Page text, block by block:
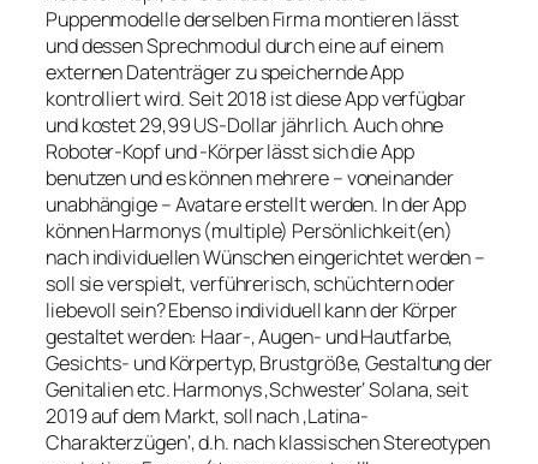
Puppenmodelle derselben Firma montieren lässt
und dessen Sprechmodul durch eine auf einem
externen Datenträger zu speichernde App
kontrolliert wird. Seit 2018 ist diese App verfügbar
und kostet 29,99 US-Dollar jährlich. Auch ohne
Roboter-Kopf und -Körper lässt sich die App
benutzen und es können mehrere – voneinander
unabhängige – Avatare erstellt werden. In der App
können Harmonys (multiple) Persönlichkeit(en)
nach individuellen Wünschen eingerichtet werden –
soll sie verspielt, verführerisch, schüchtern oder
liebevoll sein? Ebenso individuell kann der Körper
gestaltet werden: Haar-, Augen- und Hautfarbe,
Gesichts- und Körpertyp, Brustgröße, Gestaltung der
Genitalien etc. Harmonys ‚Schwester‘ Solana, seit
2019 auf dem Markt, soll nach ‚Latina-
Charakterzügen‘, d.h. nach klassischen Stereotypen